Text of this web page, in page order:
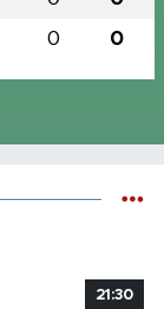
0 0
21:30